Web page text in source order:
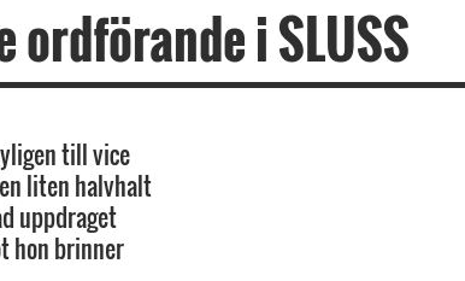
ordförande i SLUSS
till vice
liten halvhalt
uppdraget
hon brinner